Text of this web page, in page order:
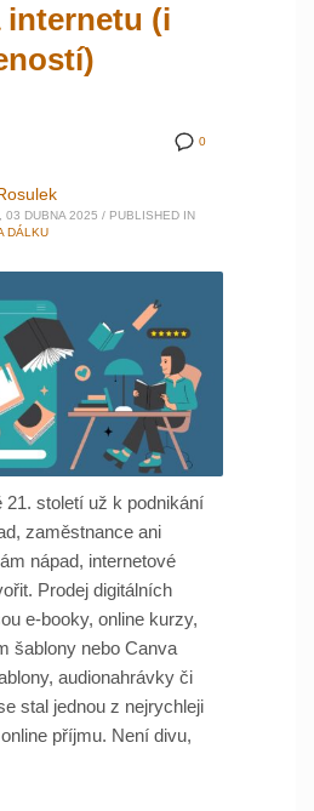
internetu (i
0
03 DUBNA 2025 / PUBLISHED IN
DÁLKU
21. století už k podnikání
zaměstnance ani
nápad, internetové
Prodej digitálních
e-booky, online kurzy,
šablony nebo Canva
audionahrávky či
stal jednou z nejrychleji
příjmu. Není divu,